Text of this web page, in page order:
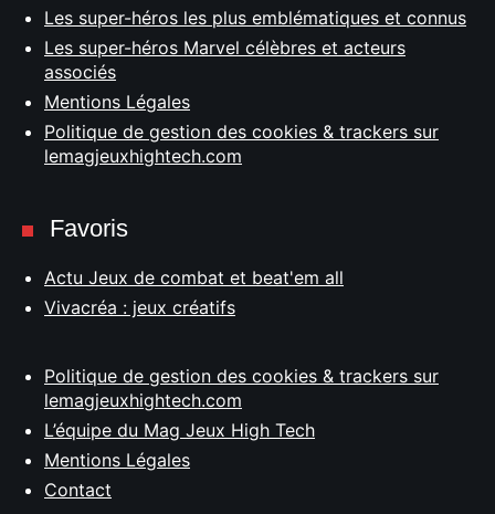
Les super-héros les plus emblématiques et connus
Les super-héros Marvel célèbres et acteurs
associés
Mentions Légales
Politique de gestion des cookies & trackers sur
lemagjeuxhightech.com
Favoris
Actu Jeux de combat et beat'em all
Vivacréa : jeux créatifs
Politique de gestion des cookies & trackers sur
lemagjeuxhightech.com
L’équipe du Mag Jeux High Tech
Mentions Légales
Contact